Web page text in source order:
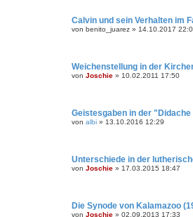
Calvin und sein Verhalten im
von benito_juarez » 14.10.2017
Weichenstellung in der
von Joschie » 10.02.2011 17:50
Geistesgaben in der
von albi » 13.10.2016 12:29
Unterschiede in der
von Joschie » 17.03.2015 18:47
Die Synode von Kalamazoo
von Joschie » 02.09.2013 17:33